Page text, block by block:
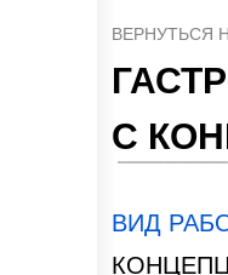
С
ВЕРНУТЬСЯ
ВИД